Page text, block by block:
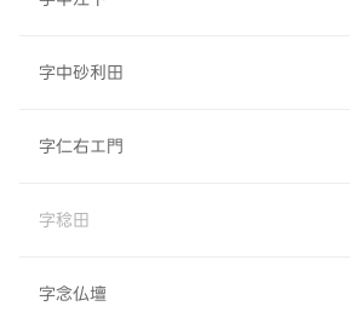
字中砂利田
字仁右エ門
字稔田
字念仏壇